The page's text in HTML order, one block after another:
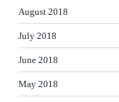
August 2018
July 2018
June 2018
May 2018